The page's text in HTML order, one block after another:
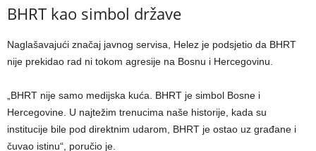
BHRT kao simbol države
Naglašavajući značaj javnog servisa, Helez je podsjetio da BHRT
nije prekidao rad ni tokom agresije na Bosnu i Hercegovinu.
„BHRT nije samo medijska kuća. BHRT je simbol Bosne i
Hercegovine. U najtežim trenucima naše historije, kada su
institucije bile pod direktnim udarom, BHRT je ostao uz građane i
čuvao istinu“, poručio je.